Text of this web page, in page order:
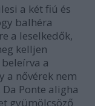
a két fiú és
balhéra
a leselkedők,
kelljen
a
a nővérek nem
Ponte aligha
gyümölcsöző